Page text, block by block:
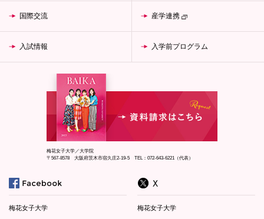
国際交流 産学連携
入試情報 入学前プログラム
梅花女子大学／大学院
〒567-8578 大阪府茨木市宿久庄2-19-5 TEL：072-643-6221（代表）
梅花女子大学 梅花女子大学